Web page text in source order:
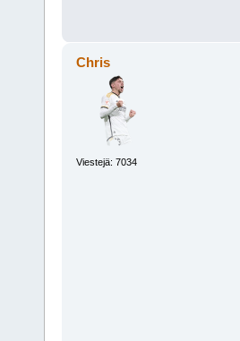
Chris
Viestejä: 7034